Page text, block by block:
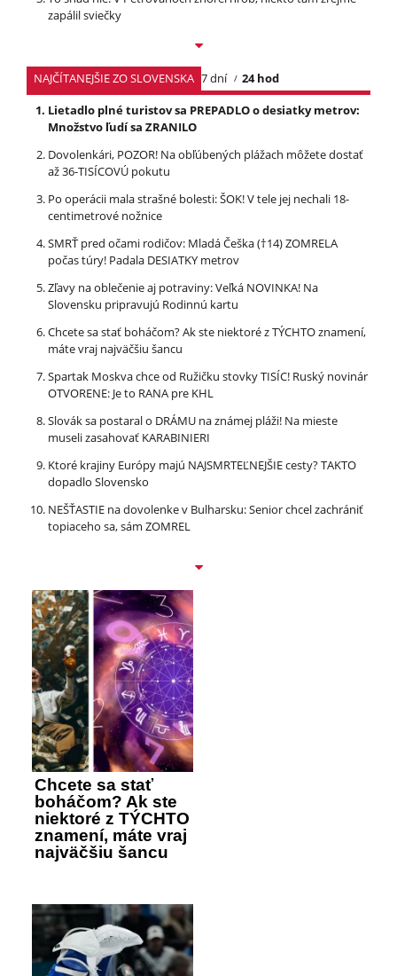
zapálil sviečky
NAJČÍTANEJŠIE ZO SLOVENSKA 7 dní
24 hod
Lietadlo plné turistov sa PREPADLO o desiatky metrov:
Množstvo ľudí sa ZRANILO
Dovolenkári, POZOR! Na obľúbených plážach môžete dostať
až 36-TISÍCOVÚ pokutu
Po operácii mala strašné bolesti: ŠOK! V tele jej nechali 18-
centimetrové nožnice
SMRŤ pred očami rodičov: Mladá Češka (†14) ZOMRELA
počas túry! Padala DESIATKY metrov
Zľavy na oblečenie aj potraviny: Veľká NOVINKA! Na
Slovensku pripravujú Rodinnú kartu
Chcete sa stať boháčom? Ak ste niektoré z TÝCHTO znamení,
máte vraj najväčšiu šancu
Spartak Moskva chce od Ružičku stovky TISÍC! Ruský novinár
OTVORENE: Je to RANA pre KHL
Slovák sa postaral o DRÁMU na známej pláži! Na mieste
museli zasahovať KARABINIERI
Ktoré krajiny Európy majú NAJSMRTEĽNEJŠIE cesty? TAKTO
dopadlo Slovensko
NEŠŤASTIE na dovolenke v Bulharsku: Senior chcel zachrániť
topiaceho sa, sám ZOMREL
Chcete sa stať
boháčom? Ak ste
niektoré z TÝCHTO
znamení, máte vraj
najväčšiu šancu